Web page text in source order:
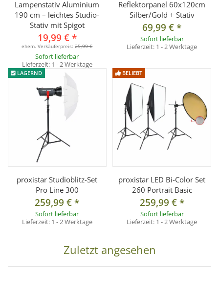
Gewicht:ca. 1600 g
Sektionen: 3
Stoßdämpfer: in jeder Sektion
Spigot: 5/8 Zoll mit 1/4 Zoll Gewinde
Lieferumfang
2× NANLITE CN-1200 SA LED-Flächenleuchte, Netzteil +
Netzkabel ,Filterset (Soft, Super-Soft, Orange), inkl.
Transporttasche
2× Profi-Lampenstativ bis 256 cm
Lampenstativ Aluminium
190 cm – leichtes Studio-
Stativ mit Spigot
19,99 €*
ehem. Verkäuferpreis:25,99 €
Sofort lieferbar
Lieferzeit: 1 - 2 Werktage
Reflektorpanel 60x120cm
Silber/Gold + Stativ
69,99 €*
Sofort lieferbar
Lieferzeit: 1 - 2 Werktage
LAGERND
proxistar Studioblitz-Set
Pro Line 300
259,99 €*
Sofort lieferbar
Lieferzeit: 1 - 2 Werktage
BELIEBT
proxistar LED Bi-Color Set
260 Portrait Basic
259,99 €*
Sofort lieferbar
Lieferzeit: 1 - 2 Werktage
Zuletzt angesehen